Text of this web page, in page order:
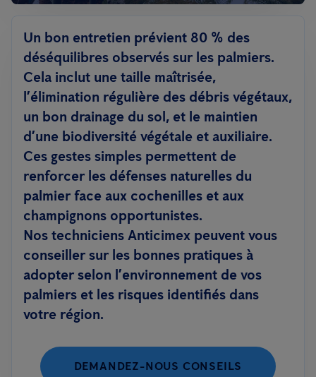
Un bon entretien prévient 80 % des
déséquilibres observés sur les palmiers.
Cela inclut une taille maîtrisée,
l’élimination régulière des débris végétaux,
un bon drainage du sol, et le maintien
d’une biodiversité végétale et auxiliaire.
Ces gestes simples permettent de
renforcer les défenses naturelles du
palmier face aux cochenilles et aux
champignons opportunistes.
Nos techniciens Anticimex peuvent vous
conseiller sur les bonnes pratiques à
adopter selon l’environnement de vos
palmiers et les risques identifiés dans
votre région.
DEMANDEZ-NOUS CONSEILS